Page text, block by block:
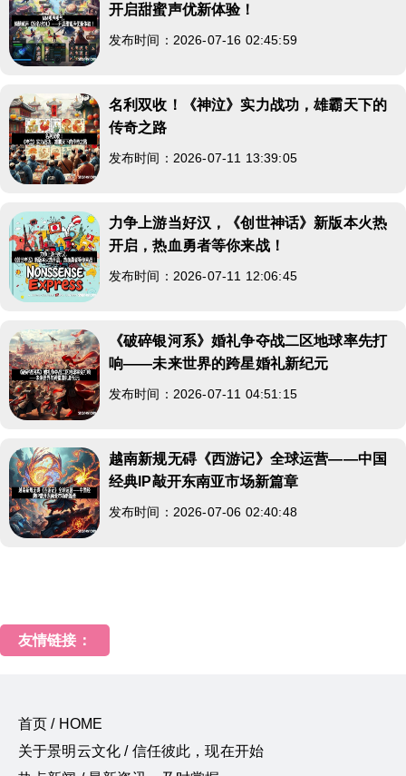
开启甜蜜声优新体验！
发布时间：2026-07-16 02:45:59
名利双收！《神泣》实力战功，雄霸天下的
传奇之路
发布时间：2026-07-11 13:39:05
力争上游当好汉，《创世神话》新版本火热
开启，热血勇者等你来战！
发布时间：2026-07-11 12:06:45
《破碎银河系》婚礼争夺战二区地球率先打
响——未来世界的跨星婚礼新纪元
发布时间：2026-07-11 04:51:15
越南新规无碍《西游记》全球运营——中国
经典IP敲开东南亚市场新篇章
发布时间：2026-07-06 02:40:48
友情链接：
首页 / HOME
关于景明云文化 / 信任彼此，现在开始